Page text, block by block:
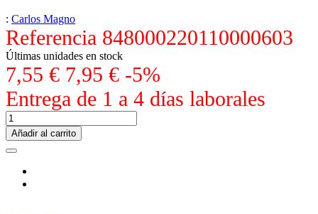
: Carlos Magno
Referencia 848000220110000603
Últimas unidades en stock
7,55 € 7,95 € -5%
Entrega de 1 a 4 días laborales
Añadir al carrito